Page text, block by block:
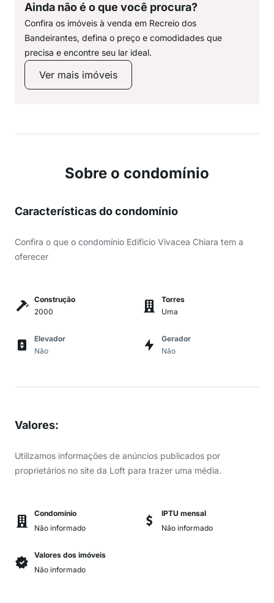
Ainda não é o que você procura?
Confira os imóveis à venda em Recreio dos
Bandeirantes, defina o preço e comodidades que
precisa e encontre seu lar ideal.
Ver mais imóveis
Sobre o condomínio
Características do condomínio
Confira o que o condomínio Edificio Vivacea Chiara tem a
oferecer
Construção
2000
Torres
Uma
Elevador
Não
Gerador
Não
Valores:
Utilizamos informações de anúncios publicados por
proprietários no site da Loft para trazer uma média.
Condomínio
Não informado
IPTU mensal
Não informado
Valores dos imóveis
Não informado